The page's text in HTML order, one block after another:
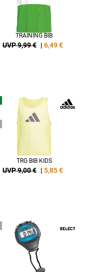
TRAINING BIB
UVP 9,99 € | 6,49€
TRG BIB KIDS
UVP 9,00 € | 5,85€